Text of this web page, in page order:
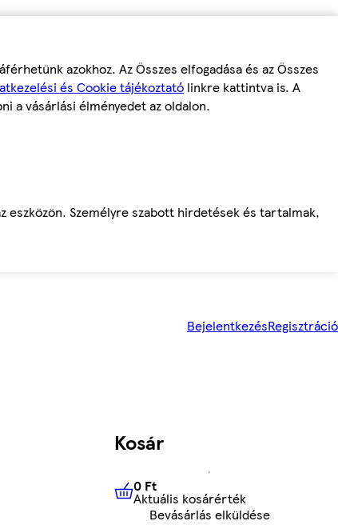
azokhoz. Az Összes elfogadása és az Összes
és Cookie tájékoztató linkre kattintva is. A
a vásárlási élményedet az oldalon.
eszközön. Személyre szabott hirdetések és tartalmak,
BejelentkezésRegisztráció
Kosár
0 FtAktuális kosárérték
0 Ft
Aktuális kosárérték
Bevásárlás elküldése